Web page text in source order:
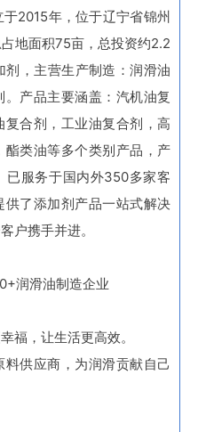
2015年，位于辽宁省锦州
地面积75亩，总投资约2.2
，主营生产制造：润滑油
产品主要涵盖：汽机油复
合剂，工业油复合剂，高
类油等多个类别产品，产
已服务于国内外350多家客
供了添加剂产品一站式解决
户携手并进。
润滑油制造企业
福，让生活更高效。
供应商，为润滑贡献自己